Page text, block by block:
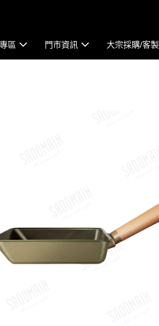
區 門市資訊 大宗採購/客